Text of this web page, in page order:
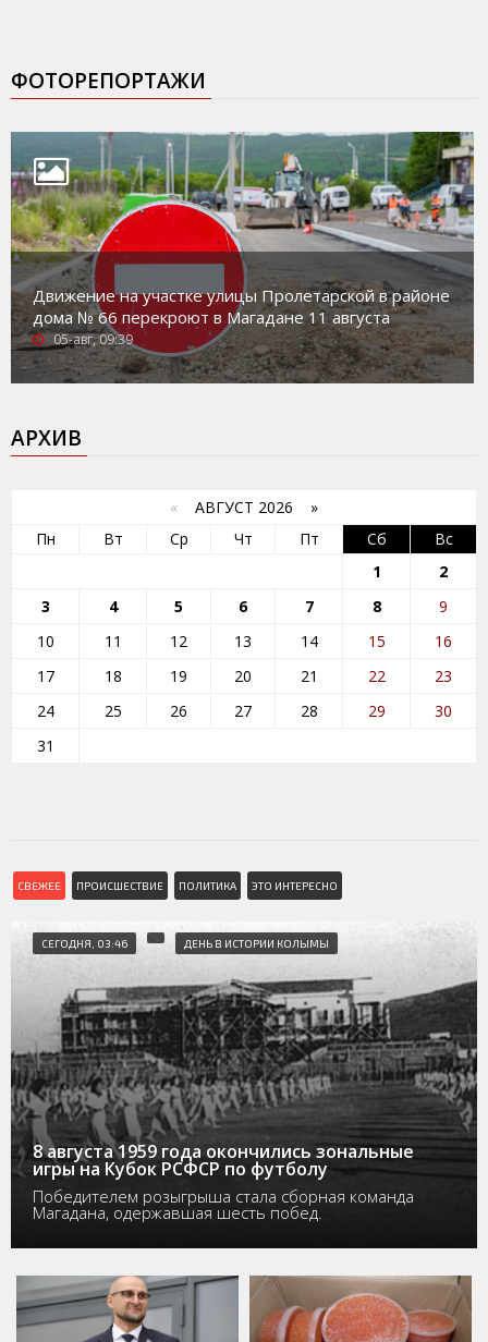
ФОТОРЕПОРТАЖИ
Движение на участке улицы Пролетарской в районе
дома № 66 перекроют в Магадане 11 августа
05-авг, 09:39
АРХИВ
« АВГУСТ 2026 »
Пн
Вт Ср Чт Пт Сб
Вс
1
2
3
4 5 6 7 8
9
10
11 12 13 14 15
16
17
18 19 20 21 22
23
24
25 26 27 28 29
30
31
СВЕЖЕЕ ПРОИСШЕСТВИЕ ПОЛИТИКА ЭТО ИНТЕРЕСНО
СЕГОДНЯ, 03:46 ДЕНЬ В ИСТОРИИ КОЛЫМЫ
8 августа 1959 года окончились зональные
игры на Кубок РСФСР по футболу
Победителем розыгрыша стала сборная команда
Магадана, одержавшая шесть побед.